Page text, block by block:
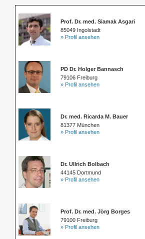
Prof. Dr. med. Siamak Asgari
85049 Ingolstadt
» Profil ansehen
PD Dr. Holger Bannasch
79106 Freiburg
» Profil ansehen
Dr. med. Ricarda M. Bauer
81377 München
» Profil ansehen
Dr. Ullrich Bolbach
44145 Dortmund
» Profil ansehen
Prof. Dr. med. Jörg Borges
79100 Freiburg
» Profil ansehen